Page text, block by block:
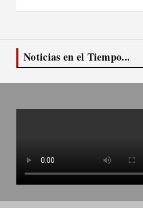
entradas
Noticias en el Tiempo...